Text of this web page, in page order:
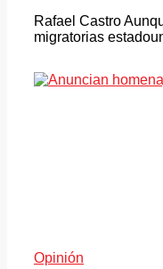
Rafael Castro
migratorias
Opinión